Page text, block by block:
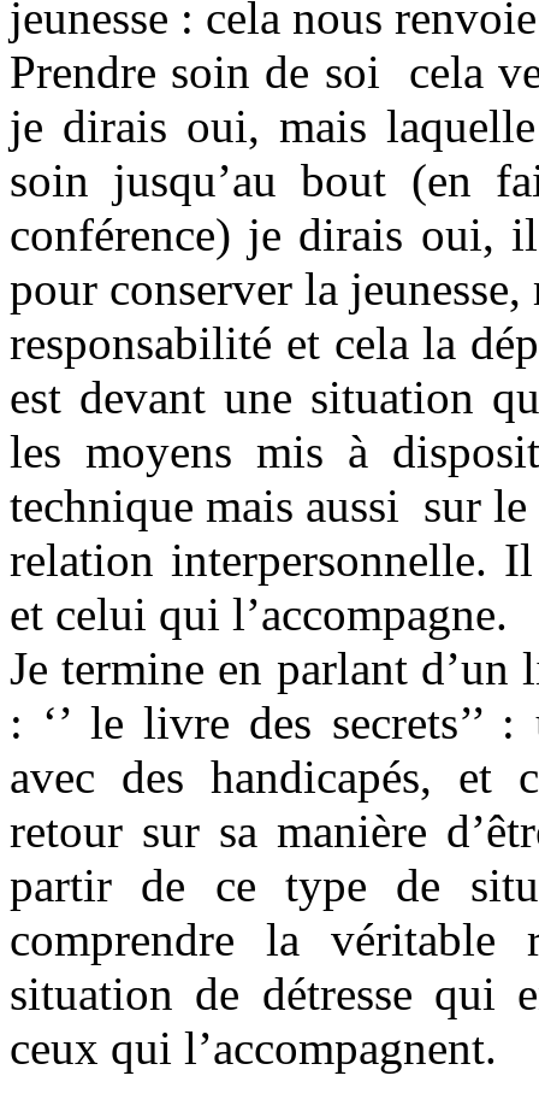
jeunesse : cela nous
Prendre soin de soi cela
je dirais oui, mais
soin jusqu’au bout (en
conférence) je dirais oui,
pour conserver la
responsabilité et cela la
est devant une situation
les moyens mis à
technique mais aussi sur
relation interpersonnelle.
et celui qui l’accompagne.
Je termine en parlant
: ‘’ le livre des secrets’’
avec des handicapés, et
retour sur sa manière
partir de ce type de
comprendre la
situation de détresse qui
ceux qui l’accompagnent.